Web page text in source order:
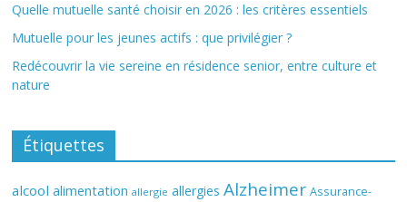
Quelle mutuelle santé choisir en 2026 : les critères essentiels
Mutuelle pour les jeunes actifs : que privilégier ?
Redécouvrir la vie sereine en résidence senior, entre culture et
nature
Étiquettes
alcool alimentation allergie allergies Alzheimer Assurance-